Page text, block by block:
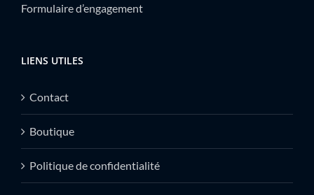
Formulaire d’engagement
LIENS UTILES
Contact
Boutique
Politique de confidentialité